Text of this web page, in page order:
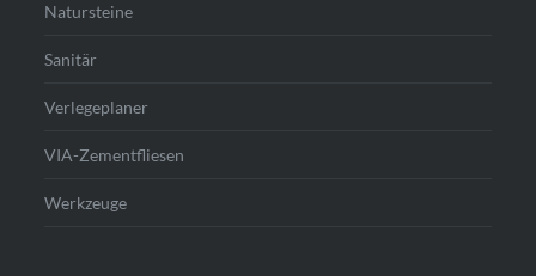
Natursteine
Sanitär
Verlegeplaner
VIA-Zementfliesen
Werkzeuge